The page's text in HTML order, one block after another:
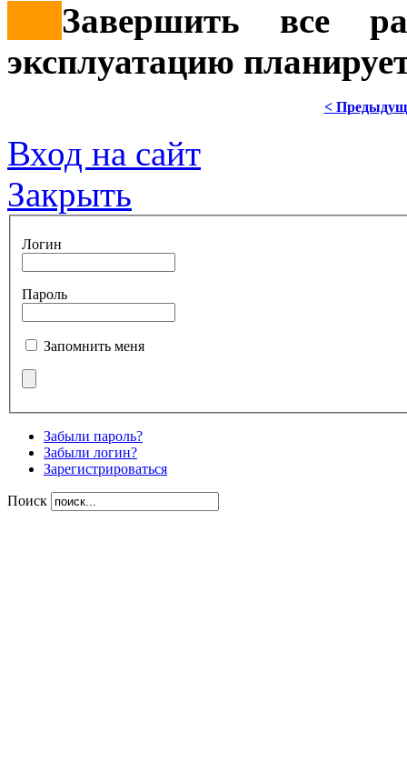
Завершить все
эксплуатацию
<
Вход на сайт
Закрыть
Логин
Пароль
Запомнить меня
Забыли пароль?
Забыли логин?
Зарегистрироваться
Поиск